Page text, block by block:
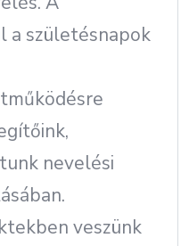
a születésnapok
nevelési
veszünk